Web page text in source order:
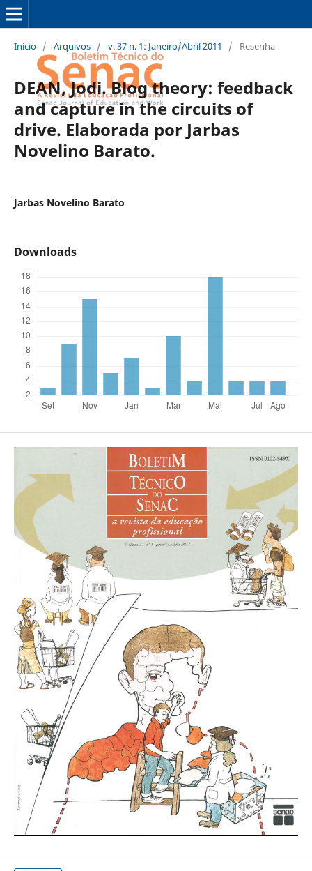
Início / Arquivos / v. 37 n. 1: Janeiro/Abril 2011 / Resenha
DEAN, Jodi. Blog theory: feedback
and capture in the circuits of
drive. Elaborada por Jarbas
Novelino Barato.
Jarbas Novelino Barato
Downloads